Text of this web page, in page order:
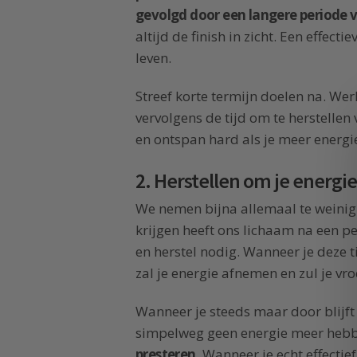
gevolgd door een langere periode
altijd de finish in zicht. Een
leven.
Streef korte termijn doelen na.
vervolgens de tijd om te
en ontspan hard als je meer
2. Herstellen om je
We nemen bijna allemaal te
krijgen heeft ons lichaam na een
en herstel nodig. Wanneer je deze
zal je energie afnemen en zul je
Wanneer je steeds maar door blijft
simpelweg geen energie meer